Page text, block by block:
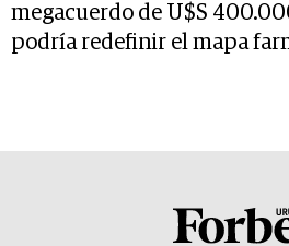
megacuerdo de U$S
podría redefinir el mapa